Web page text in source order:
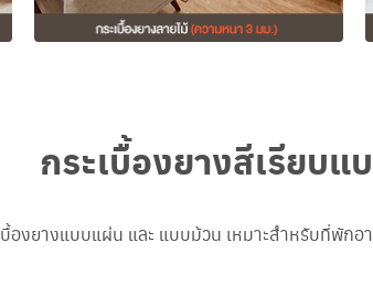
กระเบื้องยางสีเรียบ
บื้องยางแบบแผ่น และ แบบม้วน เหมาะสำหรับที่พัก